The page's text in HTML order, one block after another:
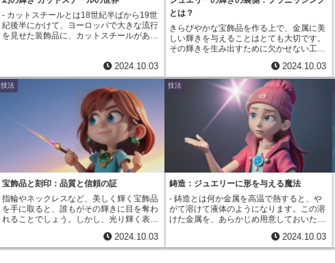
属だけでなく、木材や皮革など、異なる素
材を組み合わせる際にも、リベッティング
は有効な手段となります。リベッティング
なるよりも前から、金属加工の分野で広く
用いられてきました。現代では、機械によ
る大量生産が可能になったことで、リベッ
ティングが使われる機会は減りましたが、
その美しい仕上がりと、確かな強度から、
現在でも高級品や美術工芸品など、高い品
質が求められる製品に多く用いられていま
す。ジュエリーの分野においても、手仕事
による温かみを感じさせる技法として、リ
ベッティングは高い評価を受け続けていま
出すことができます。ルポセの魅力は、そ
の温かみのある風合いと、一点一点異なる
手作りならではの味わいにあります。 光
の当たり方によって表情を変える陰影は、
見る者を魅了してやみません。 近年で
現代の生活にも自然と溶け込む作品も多く
生み出されています。 ルポセは、古くか
ら受け継がれてきた技術と、現代の感性が
融合した魅力的な技法と言えるでしょう。
- カットスチールとは18世紀半ばから19世
紀後半にかけて、ヨーロッパで大きな流行
を見せた装飾品に、カットスチールがあり
うな輝きを引き出したものです。当時、電
気はまだ普及しておらず、人々はろうそく
の灯りを頼りに生活していました。しか
し、ろうそくの柔らかな光の下でも、カッ
トスチールは美しく輝き、人々を魅了しま
した。カットスチールは、その名の通り、
鋼鉄を加工して作られます。鋼鉄の表面を
丁寧に研磨し、幾つもの面を作り出すこと
で、光を乱反射させ、まばゆいばかりの輝
きを生み出します。この複雑なカットは、
熟練した職人によって一つ一つ手作業で行
われました。カットスチールの魅力は、そ
の輝きだけではありません。ダイヤモンド
やルビーといった本物の宝石と比べて、比
較的安価に入手できたことも、人々に愛さ
れた理由の一つです。そのため、貴族だけ
でなく、一般の人々も、アクセサリーやボ
タン、バックルなど、様々なものにカット
スチールをあしらいました。カットスチー
2024.10.03
とは？
きらびやかな宝飾品を作る上で、金属に美
しい輝きを与えることはとても大切です。
その輝きを生み出すために欠かせない工程
があります。これは、ハンマーを使って金
属の表面を叩き、滑らかに整えていく作業
です。プラニッシングは、金属の表面に光
が当たった時に、綺麗に反射するように調
整する役割を担っています。表面に細かな
凹凸があると、光は様々な方向に乱反射し
てしまい、輝きが鈍く見えてしまいます。
プラニッシングによって金属の表面を滑ら
かに整えることで、光は均一に反射するよ
うになり、美しい輝きが生まれるのです。
この作業は、宝飾品作りにおける最終段階
で行われることが多く、最後の仕上げとし
割を担っています。プラニッシングによっ
て、金属本来の美しさが引き出され、宝飾
品はより一層輝きを増すのです。
2024.10.03
技法
宝飾品と刻印：品質と信頼の証
指輪やネックレスなど、美しく輝く宝飾品
を手に取ると、誰もがその輝きに目を奪わ
れることでしょう。しかし、光り輝く表面
とはありませんか？一見目立たないこの小
さな印は、実は宝飾品の品質を保証する、
2024.10.03
技法
鋳造：ジュエリーに形を与える魔法
- 鋳造とは何か金属を高温で熱すると、や
がて溶けて液体のようになります。この溶
けた金属を、あらかじめ用意しておいた型
を作り出すことができます。これが鋳造と
呼ばれる技法です。まるで熱いお湯が氷の
2024.10.03